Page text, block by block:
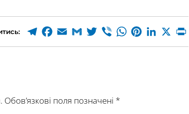
Обов’язкові поля позначені *